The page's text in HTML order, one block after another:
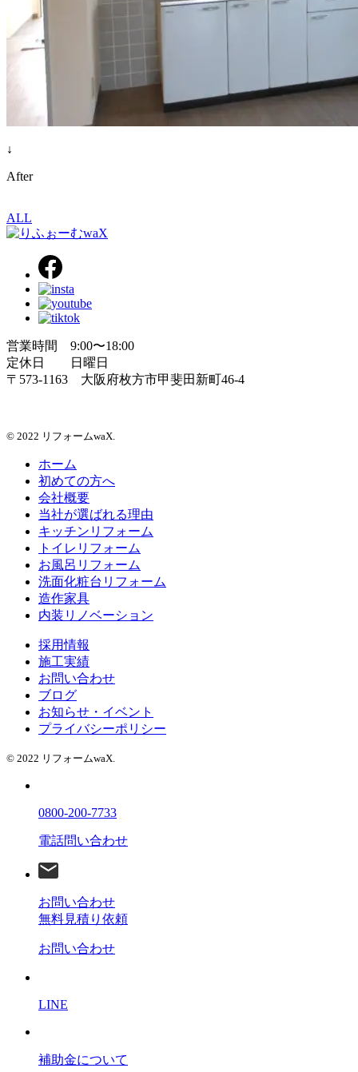
↓
After
ALL
営業時間 9:00〜18:00
定休日 日曜日
〒573-1163 大阪府枚方市甲斐田新町46-4
© 2022 リフォームwaX.
ホーム
初めての方へ
会社概要
当社が選ばれる理由
キッチンリフォーム
トイレリフォーム
お風呂リフォーム
洗面化粧台リフォーム
造作家具
内装リノベーション
採用情報
施工実績
お問い合わせ
ブログ
お知らせ・イベント
プライバシーポリシー
© 2022 リフォームwaX.
0800-200-7733
電話問い合わせ
お問い合わせ
無料見積り依頼
お問い合わせ
LINE
補助金について